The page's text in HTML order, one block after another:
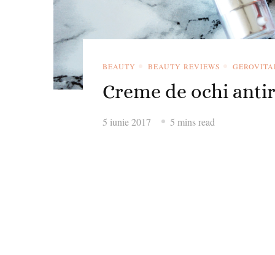
BEAUTY BEAUTY REVIEWS
Creme de ochi
5 iunie 2017 5 mins read